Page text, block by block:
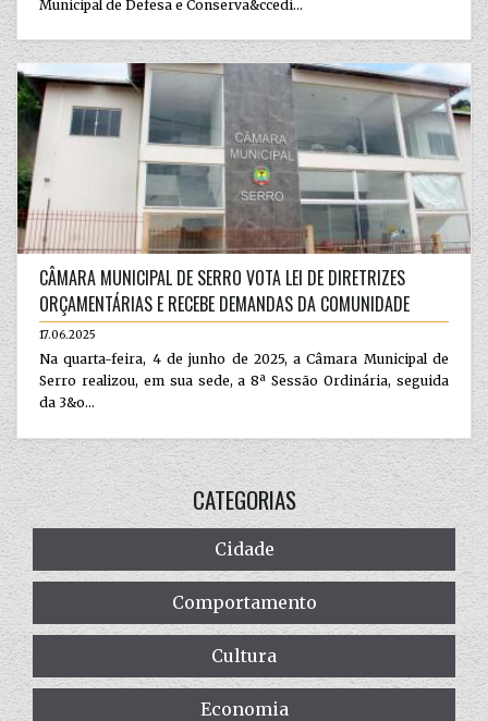
Municipal de Defesa e Conserva&ccedi...
CÂMARA MUNICIPAL DE SERRO VOTA LEI DE DIRETRIZES
ORÇAMENTÁRIAS E RECEBE DEMANDAS DA COMUNIDADE
17.06.2025
Na quarta-feira, 4 de junho de 2025, a Câmara Municipal de
Serro realizou, em sua sede, a 8ª Sessão Ordinária, seguida
da 3&o...
CATEGORIAS
Cidade
Comportamento
Cultura
Economia